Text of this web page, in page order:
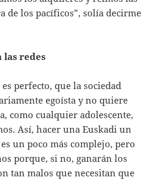
de los pacíficos”, solía decirme
las redes
perfecto, que la sociedad
egoísta y no quiere
como cualquier adolescente,
Así, hacer una Euskadi un
un poco más complejo, pero
porque, si no, ganarán los
tan malos que necesitan que